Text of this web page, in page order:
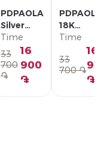
PDPAOLA
Silver
Single
Earring/
PG02-
092-U
Time
33
700
֏
16
900
֏
PDPAOLA
18K
Моно-
PG01-
Time
33
700 ֏
16
֏